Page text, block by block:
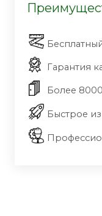
Гарантия
Более
Быстрое